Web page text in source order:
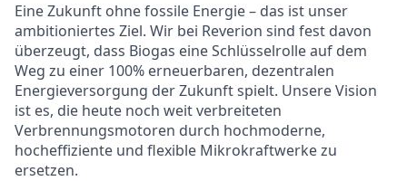
Eine Zukunft ohne fossile Energie – das ist unser
ambitioniertes Ziel. Wir bei Reverion sind fest davon
überzeugt, dass Biogas eine Schlüsselrolle auf dem
Weg zu einer 100% erneuerbaren, dezentralen
Energieversorgung der Zukunft spielt. Unsere Vision
ist es, die heute noch weit verbreiteten
Verbrennungsmotoren durch hochmoderne,
hocheffiziente und flexible Mikrokraftwerke zu
ersetzen.